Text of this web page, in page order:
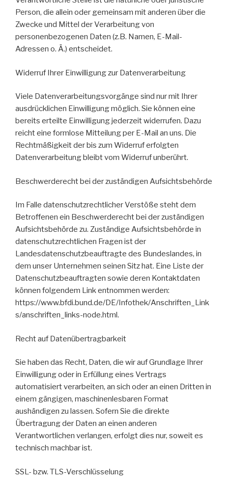
Person, die allein oder gemeinsam mit anderen über die
Zwecke und Mittel der Verarbeitung von
personenbezogenen Daten (z.B. Namen, E-Mail-
Adressen o. Ä.) entscheidet.
Widerruf Ihrer Einwilligung zur Datenverarbeitung
Viele Datenverarbeitungsvorgänge sind nur mit Ihrer
ausdrücklichen Einwilligung möglich. Sie können eine
bereits erteilte Einwilligung jederzeit widerrufen. Dazu
reicht eine formlose Mitteilung per E-Mail an uns. Die
Rechtmäßigkeit der bis zum Widerruf erfolgten
Datenverarbeitung bleibt vom Widerruf unberührt.
Beschwerderecht bei der zuständigen Aufsichtsbehörde
Im Falle datenschutzrechtlicher Verstöße steht dem
Betroffenen ein Beschwerderecht bei der zuständigen
Aufsichtsbehörde zu. Zuständige Aufsichtsbehörde in
datenschutzrechtlichen Fragen ist der
Landesdatenschutzbeauftragte des Bundeslandes, in
dem unser Unternehmen seinen Sitz hat. Eine Liste der
Datenschutzbeauftragten sowie deren Kontaktdaten
können folgendem Link entnommen werden:
https://www.bfdi.bund.de/DE/Infothek/Anschriften_Link
s/anschriften_links-node.html.
Recht auf Datenübertragbarkeit
Sie haben das Recht, Daten, die wir auf Grundlage Ihrer
Einwilligung oder in Erfüllung eines Vertrags
automatisiert verarbeiten, an sich oder an einen Dritten in
einem gängigen, maschinenlesbaren Format
aushändigen zu lassen. Sofern Sie die direkte
Übertragung der Daten an einen anderen
Verantwortlichen verlangen, erfolgt dies nur, soweit es
technisch machbar ist.
SSL- bzw. TLS-Verschlüsselung